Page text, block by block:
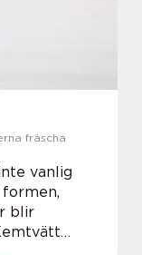
fräscha
vanlig
blir